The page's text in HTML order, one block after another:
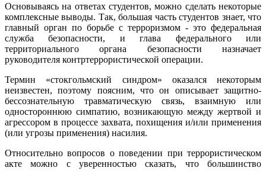
Основываясь на ответах студентов, можно сделать некоторые
комплексные выводы. Так, большая часть студентов знает, что
главный орган по борьбе с терроризмом - это федеральная
служба безопасности, и глава федерального или
территориального органа безопасности назначает
руководителя контртеррористической операции.
Термин «стокгольмский синдром» оказался некоторым
неизвестен, поэтому поясним, что он описывает защитно-
бессознательную травматическую связь, взаимную или
одностороннюю симпатию, возникающую между жертвой и
агрессором в процессе захвата, похищения и/или применения
(или угрозы применения) насилия.
Относительно вопросов о поведении при террористическом
акте можно с уверенностью сказать, что большинство